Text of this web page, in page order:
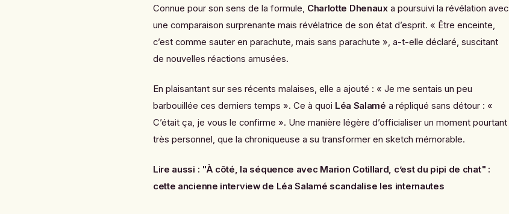
Connue pour son sens de la formule, Charlotte Dhenauxa poursuivi la révélation avec
une comparaison surprenante mais révélatrice de son état d’esprit. « Être enceinte,
c’est comme sauter en parachute, mais sans parachute » , a-t-elle déclaré, suscitant
de nouvelles réactions amusées.
En plaisantant sur ses récents malaises, elle a ajouté : « Je me sentais un peu
barbouillée ces derniers temps ». Ce à quoi Léa Salamé a répliqué sans détour : «
C’était ça, je vous le confirme ». Une manière légère d’officialiser un moment pourtant
très personnel, que la chroniqueuse a su transformer en sketch mémorable.
Lire aussi : "À côté, la séquence avec Marion Cotillard, c’est du pipi de chat" :
cette ancienne interview de Léa Salamé scandalise les internautes